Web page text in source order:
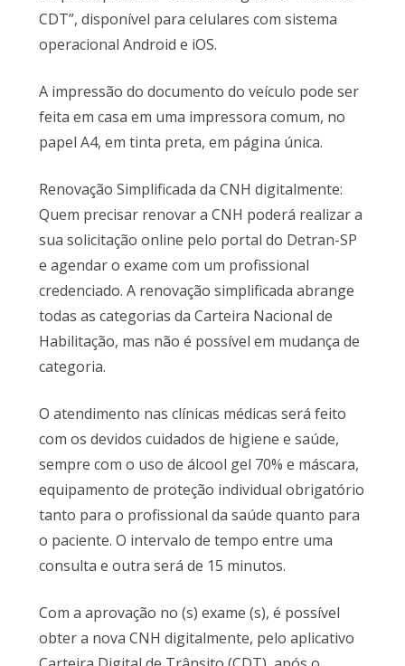
CDT”, disponível para celulares com sistema
operacional Android e iOS.
A impressão do documento do veículo pode ser
feita em casa em uma impressora comum, no
papel A4, em tinta preta, em página única.
Renovação Simplificada da CNH digitalmente:
Quem precisar renovar a CNH poderá realizar a
sua solicitação online pelo portal do Detran-SP
e agendar o exame com um profissional
credenciado. A renovação simplificada abrange
todas as categorias da Carteira Nacional de
Habilitação, mas não é possível em mudança de
categoria.
O atendimento nas clínicas médicas será feito
com os devidos cuidados de higiene e saúde,
sempre com o uso de álcool gel 70% e máscara,
equipamento de proteção individual obrigatório
tanto para o profissional da saúde quanto para
o paciente. O intervalo de tempo entre uma
consulta e outra será de 15 minutos.
Com a aprovação no (s) exame (s), é possível
obter a nova CNH digitalmente, pelo aplicativo